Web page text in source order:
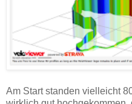
Am Start standen vielleicht